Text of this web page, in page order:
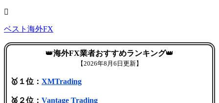
ベスト海外FX
👑海外FX業者おすすめランキング👑
【2026年8月6日更新】
🥇１位： XMTrading
🥈２位： Vantage Trading